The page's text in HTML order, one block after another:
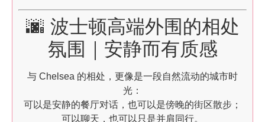
🌆 波士顿高端外围的相处
氛围｜安静而有质感
与 Chelsea 的相处，更像是一段自然流动的城市时
光：
可以是安静的餐厅对话，也可以是傍晚的街区散步；
可以聊天，也可以只是并肩同行。